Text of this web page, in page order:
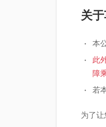
关
本
此
障
若
为了让